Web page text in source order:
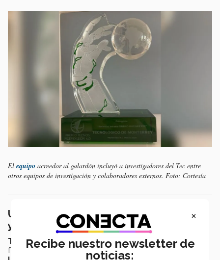
El equipo acreedor al galardón incluyó a investigadores del Tec entre
otros equipos de investigación y colaboradores externos. Foto: Cortesía
Un ecosistema para empoderar a jóvenes
y generar redes
Tariqdestacó que el enfoque del proyecto busca
fortalecer competencias clave como laabstracción,
×
Recibe nuestro newsletter de
noticias: